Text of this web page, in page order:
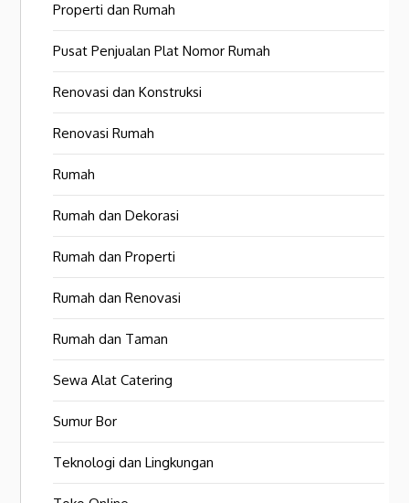
Properti dan Rumah
Pusat Penjualan Plat Nomor Rumah
Renovasi dan Konstruksi
Renovasi Rumah
Rumah
Rumah dan Dekorasi
Rumah dan Properti
Rumah dan Renovasi
Rumah dan Taman
Sewa Alat Catering
Sumur Bor
Teknologi dan Lingkungan